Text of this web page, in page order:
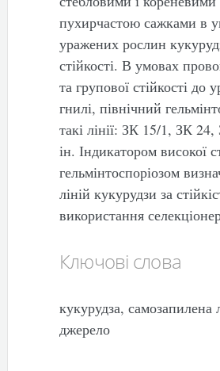
пухирчастою сажками в
уражених рослин
стійкості. В умовах
та групової стійкості до
гнилі, північний
такі лінії: ЗК 15/1, ЗК
ін. Індикатором високої
гельмінтоспоріозом
ліній кукурудзи за
використання
Ключові слова
кукурудза, самозапилена
джерело